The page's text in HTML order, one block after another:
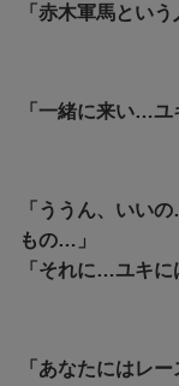
「赤木軍馬とい
「一緒に来い…
「ううん、いい
もの…」
「それに…ユキ
「あなたにはレ